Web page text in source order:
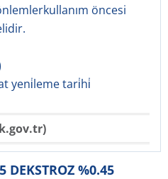
öncesi
yeni̇leme tari̇hi̇
DEKSTROZ %0.45